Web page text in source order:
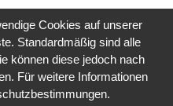
Cookies auf unserer
Standardmäßig sind alle
können diese jedoch nach
Für weitere Informationen